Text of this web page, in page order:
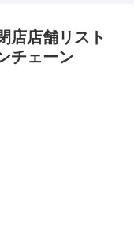
店店舗リスト
チェーン